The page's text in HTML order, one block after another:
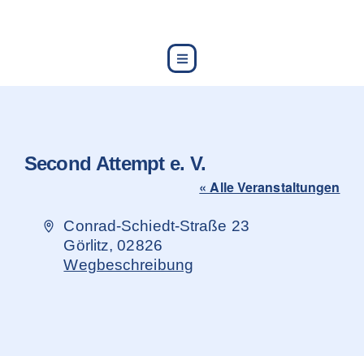
Second Attempt e. V.
« Alle Veranstaltungen
Adresse
Conrad-Schiedt-Straße 23
Görlitz, 02826
Wegbeschreibung